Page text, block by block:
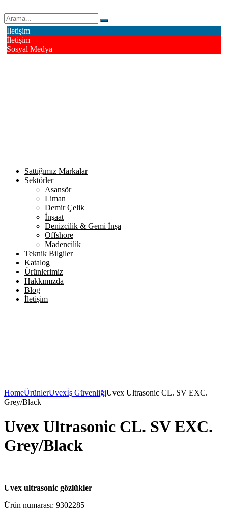
İletişim
İletişim
Sosyal Medya
Sattığımız Markalar
Sektörler
Asansör
Liman
Demir Çelik
İnşaat
Denizcilik & Gemi İnşa
Offshore
Madencilik
Teknik Bilgiler
Katalog
Ürünlerimiz
Hakkımızda
Blog
İletişim
HomeÜrünlerUvexİş GüvenliğiUvex Ultrasonic CL. SV EXC.
Grey/Black
Uvex Ultrasonic CL. SV EXC.
Grey/Black
Uvex ultrasonic gözlükler
Ürün numarası: 9302285